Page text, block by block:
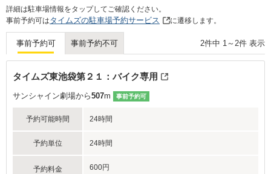
詳細は駐車場情報をタップしてご確認ください。
事前予約可はタイムズの駐車場予約サービス に遷移します。
事前予約可 事前予約不可 2件中 1 ～ 2件 表示
タイムズ東池袋第２１：バイク専用
サンシャイン劇場から507m 事前予約可
予約可能時間 24時間
予約単位 24時間
予約料金 600円